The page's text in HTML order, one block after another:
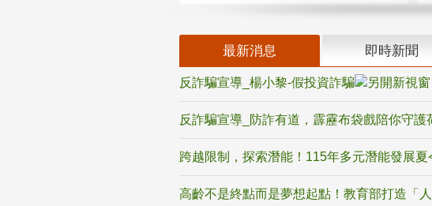
最新消息 即時新聞
反詐騙宣導_楊小黎-假投資詐騙
反詐騙宣導_防詐有道，霹靂布袋戲陪你守護
跨越限制，探索潛能！115年多元潛能發展
高齡不是終點而是夢想起點！教育部打造「